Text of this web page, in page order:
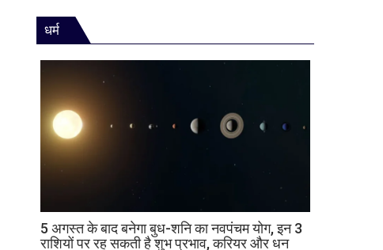
भी
में
झटका,
3
उपचुनावों
धर्म
5 अगस्त के बाद बनेगा बुध-शनि का नवपंचम योग, इन 3
राशियों पर रह सकती है शुभ प्रभाव, करियर और धन